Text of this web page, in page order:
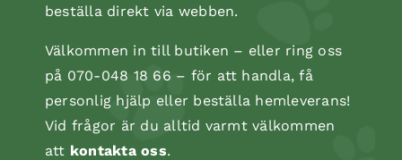
beställa direkt via webben.
Välkommen in till butiken – eller ring oss
på 070-048 18 66 – för att handla, få
personlig hjälp eller beställa hemleverans!
Vid frågor är du alltid varmt välkommen
att kontakta oss.